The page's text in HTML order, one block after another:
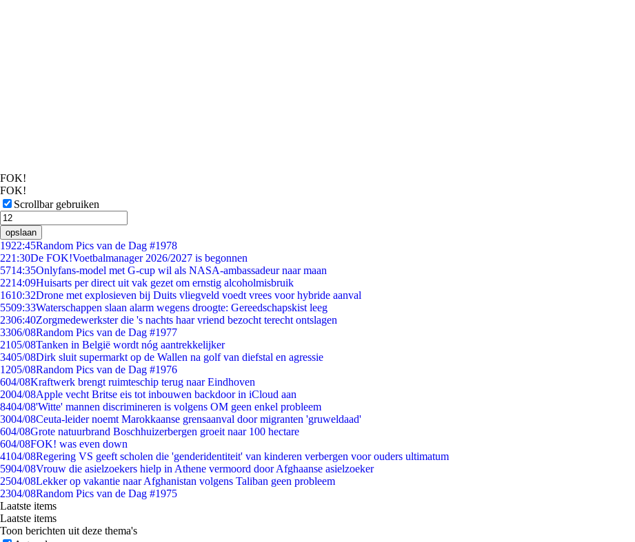
FOK!
FOK!
Scrollbar gebruiken
opslaan
1922:45Random Pics van de Dag #1978
221:30De FOK!Voetbalmanager 2026/2027 is begonnen
5714:35Onlyfans-model met G-cup wil als NASA-ambassadeur naar maan
2214:09Huisarts per direct uit vak gezet om ernstig alcoholmisbruik
1610:32Drone met explosieven bij Duits vliegveld voedt vrees voor hybride aanval
5509:33Waterschappen slaan alarm wegens droogte: Gereedschapskist leeg
2306:40Zorgmedewerkster die 's nachts haar vriend bezocht terecht ontslagen
3306/08Random Pics van de Dag #1977
2105/08Tanken in België wordt nóg aantrekkelijker
3405/08Dirk sluit supermarkt op de Wallen na golf van diefstal en agressie
1205/08Random Pics van de Dag #1976
604/08Kraftwerk brengt ruimteschip terug naar Eindhoven
2004/08Apple vecht Britse eis tot inbouwen backdoor in iCloud aan
8404/08'Witte' mannen discrimineren is volgens OM geen enkel probleem
3004/08Ceuta-leider noemt Marokkaanse grensaanval door migranten 'gruweldaad'
604/08Grote natuurbrand Boschhuizerbergen groeit naar 100 hectare
604/08FOK! was even down
4104/08Regering VS geeft scholen die 'genderidentiteit' van kinderen verbergen voor ouders ultimatum
5904/08Vrouw die asielzoekers hielp in Athene vermoord door Afghaanse asielzoeker
2504/08Lekker op vakantie naar Afghanistan volgens Taliban geen probleem
2304/08Random Pics van de Dag #1975
Laatste items
Laatste items
Toon berichten uit deze thema's